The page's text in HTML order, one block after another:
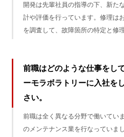
開発は先輩社員の指導の下、新た
計や評価を行っています。修理は
を調査して、故障箇所の特定と修
前職はどのような仕事をし
ーモラボラトリーに入社を
さい。
前職は全く異なる分野で働いてい
のメンテナンス業を行なっていまし